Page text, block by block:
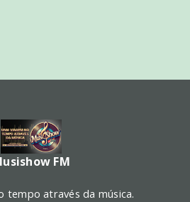
FM
tempo através da música.